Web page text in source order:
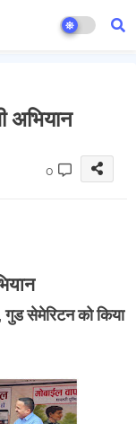
अभियान
0
गुड सेमेरिटन को किया